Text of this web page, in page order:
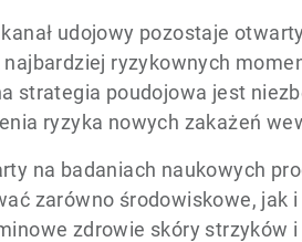
udojowy pozostaje
najbardziej ryzykownych
strategia poudojowa jest
ryzyka nowych zakażeń
na badaniach naukowych
zarówno środowiskowe, jak
zdrowie skóry strzyków